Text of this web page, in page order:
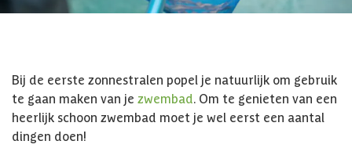
Bij de eerste zonnestralen popel je natuurlijk om gebruik
te gaan maken van je zwembad . Om te genieten van een
heerlijk schoon zwembad moet je wel eerst een aantal
dingen doen!